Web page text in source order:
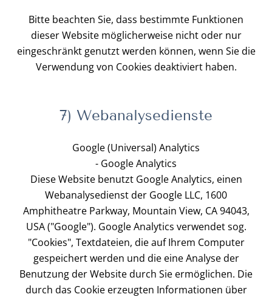
Bitte beachten Sie, dass bestimmte Funktionen
dieser Website möglicherweise nicht oder nur
eingeschränkt genutzt werden können, wenn Sie die
Verwendung von Cookies deaktiviert haben.
7) Webanalysedienste
Google (Universal) Analytics
- Google Analytics
Diese Website benutzt Google Analytics, einen
Webanalysedienst der Google LLC, 1600
Amphitheatre Parkway, Mountain View, CA 94043,
USA ("Google"). Google Analytics verwendet sog.
"Cookies", Textdateien, die auf Ihrem Computer
gespeichert werden und die eine Analyse der
Benutzung der Website durch Sie ermöglichen. Die
durch das Cookie erzeugten Informationen über